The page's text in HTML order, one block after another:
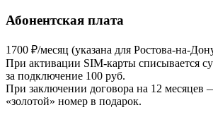
Абонентская плата
1700 ₽/месяц (указана для Ростова-на-
При активации SIM-карты списывается
за подключение 100 руб.
При заключении договора на 12 месяцев
«золотой» номер в подарок.